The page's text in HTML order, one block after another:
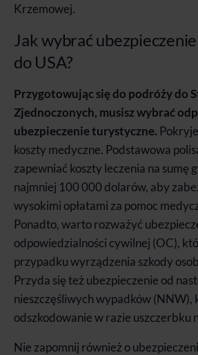
Krzemowej.
Jak wybrać
do USA?
Przygotowując się do podróży do
Zjednoczonych, musisz wybrać
ubezpieczenie turystyczne.
koszty medyczne. Podstawowa
zapewniać koszty leczenia na sumę
najmniej 100 000 dolarów, aby
wysokimi opłatami za pomoc
Ponadto, warto rozważyć
odpowiedzialności cywilnej (OC),
przypadku wyrządzenia szkody
Przyda się też ubezpieczenie od
nieszczęśliwych wypadków (NNW),
odszkodowanie w razie uszczerbku
Nie zapomnij również o